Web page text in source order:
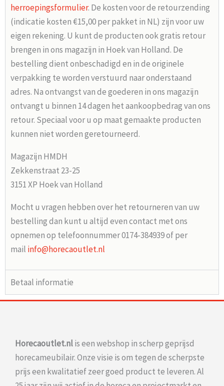
herroepingsformulier. De kosten voor de retourzending
(indicatie kosten €15,00 per pakket in NL) zijn voor uw
eigen rekening. U kunt de producten ook gratis retour
brengen in ons magazijn in Hoek van Holland. De
bestelling dient onbeschadigd en in de originele
verpakking te worden verstuurd naar onderstaand
adres. Na ontvangst van de goederen in ons magazijn
ontvangt u binnen 14 dagen het aankoopbedrag van ons
retour. Speciaal voor u op maat gemaakte producten
kunnen niet worden geretourneerd.
Magazijn HMDH
Zekkenstraat 23-25
3151 XP Hoek van Holland
Mocht u vragen hebben over het retourneren van uw
bestelling dan kunt u altijd even contact met ons
opnemen op telefoonnummer 0174-384939 of per
mail info@horecaoutlet.nl
Betaal informatie
Horecaoutlet.nlis een webshop in scherp geprijsd
horecameubilair. Onze visie is om tegen de scherpste
prijs een kwalitatief zeer goed product te leveren. Al